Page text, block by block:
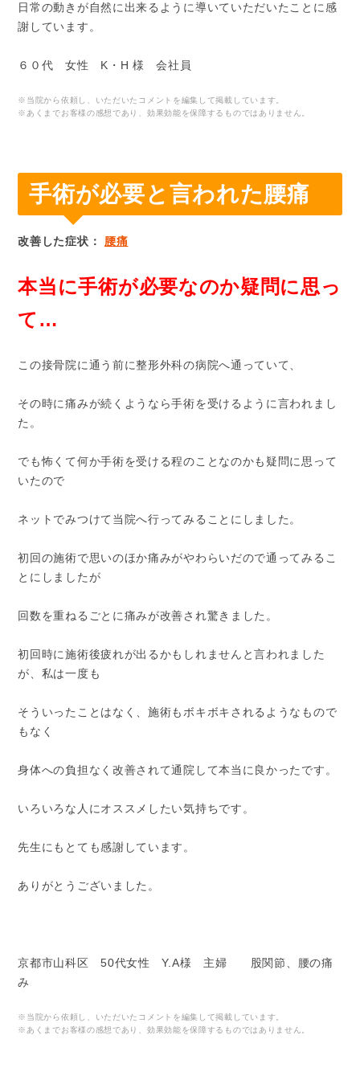
日常の動きが自然に出来るように導いていただいたことに感
謝しています。
６０代 女性 K・H 様 会社員
※当院から依頼し、いただいたコメントを編集して掲載しています。
※あくまでお客様の感想であり、効果効能を保障するものではありません。
手術が必要と言われた腰痛
改善した症状： 腰痛
本当に手術が必要なのか疑問に思っ
て…
この接骨院に通う前に整形外科の病院へ通っていて、
その時に痛みが続くようなら手術を受けるように言われまし
た。
でも怖くて何か手術を受ける程のことなのかも疑問に思って
いたので
ネットでみつけて当院へ行ってみることにしました。
初回の施術で思いのほか痛みがやわらいだので通ってみるこ
とにしましたが
回数を重ねるごとに痛みが改善され驚きました。
初回時に施術後疲れが出るかもしれませんと言われました
が、私は一度も
そういったことはなく、施術もボキボキされるようなもので
もなく
身体への負担なく改善されて通院して本当に良かったです。
いろいろな人にオススメしたい気持ちです。
先生にもとても感謝しています。
ありがとうございました。
京都市山科区 50代女性 Y.A様 主婦 股関節、腰の痛
み
※当院から依頼し、いただいたコメントを編集して掲載しています。
※あくまでお客様の感想であり、効果効能を保障するものではありません。